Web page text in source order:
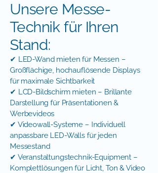
Unsere Messe-
Technik für Ihren
Stand:
✔ LED-Wand mieten für Messen –
Großflächige, hochauflösende Displays
für maximale Sichtbarkeit
✔ LCD-Bildschirm mieten – Brillante
Darstellung für Präsentationen &
Werbevideos
✔ Videowall-Systeme – Individuell
anpassbare LED-Walls für jeden
Messestand
✔ Veranstaltungstechnik-Equipment –
Komplettlösungen für Licht, Ton & Video